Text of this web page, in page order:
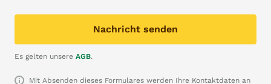
Nachricht senden
Es gelten unsere AGB.
Mit Absenden dieses Formulares werden Ihre Kontaktdaten an